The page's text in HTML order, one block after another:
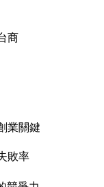
商
業關鍵
敗率